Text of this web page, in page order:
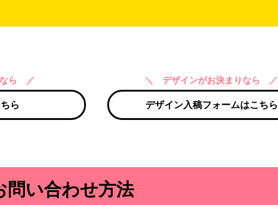
ら ／
ら
＼ デザインがお決まりなら ／
デザイン入稿フォームはこちら
問い合わせ方法